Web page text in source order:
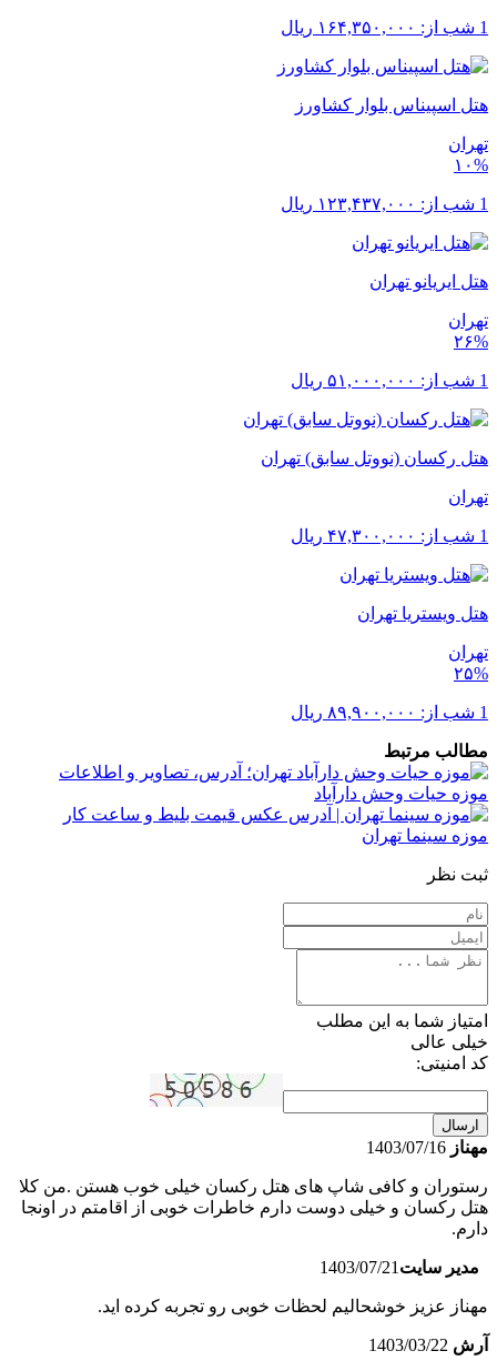
1 شب از: ۱۶۴,۳۵۰,۰۰۰ ریال
هتل اسپیناس بلوار کشاورز
تهران
۱۰%
1 شب از: ۱۲۳,۴۳۷,۰۰۰ ریال
هتل ایریانو تهران
تهران
۲۶%
1 شب از: ۵۱,۰۰۰,۰۰۰ ریال
هتل رکسان (نووتل سابق) تهران
تهران
1 شب از: ۴۷,۳۰۰,۰۰۰ ریال
هتل ویستریا تهران
تهران
۲۵%
1 شب از: ۸۹,۹۰۰,۰۰۰ ریال
مطالب مرتبط
موزه حیات وحش دارآباد
موزه سینما تهران
ثبت نظر
امتیاز شما به این مطلب
خیلی عالی
کد امنیتی:
ارسال
مهناز 1403/07/16
رستوران و کافی شاپ های هتل رکسان خیلی خوب هستن .من کلا
هتل رکسان و خیلی دوست دارم خاطرات خوبی از اقامتم در اونجا
دارم.
مدیر سایت 1403/07/21
مهناز عزیز خوشحالیم لحظات خوبی رو تجربه کرده اید.
آرش 1403/03/22